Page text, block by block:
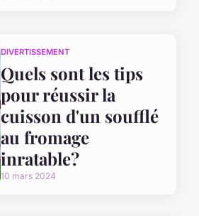
DIVERTISSEMENT
Quels sont les tips
pour réussir la
cuisson d'un soufflé
au fromage
inratable?
10 mars 2024